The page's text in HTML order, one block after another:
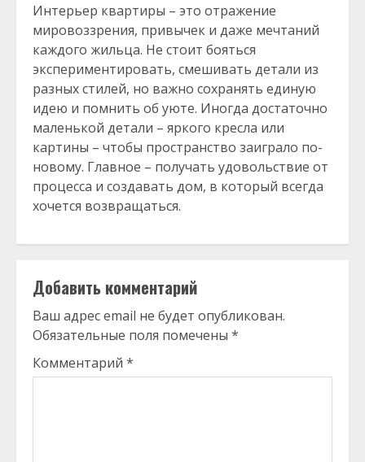
Интерьер квартиры – это отражение
мировоззрения, привычек и даже мечтаний
каждого жильца. Не стоит бояться
экспериментировать, смешивать детали из
разных стилей, но важно сохранять единую
идею и помнить об уюте. Иногда достаточно
маленькой детали – яркого кресла или
картины – чтобы пространство заиграло по-
новому. Главное – получать удовольствие от
процесса и создавать дом, в который всегда
хочется возвращаться.
Добавить комментарий
Ваш адрес email не будет опубликован.
Обязательные поля помечены *
Комментарий *